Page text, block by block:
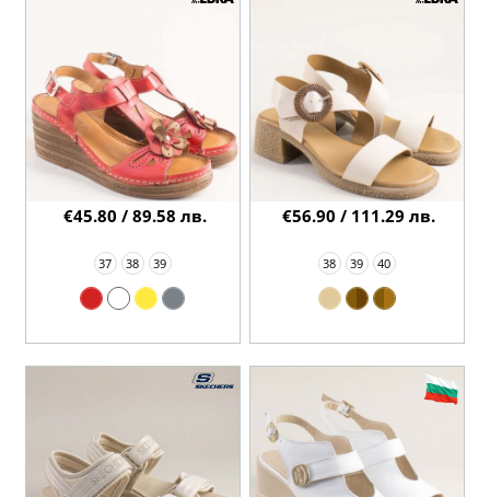
37 38 39
€45.80 / 89.58 лв.
38 39 40
€56.90 / 111.29 лв.